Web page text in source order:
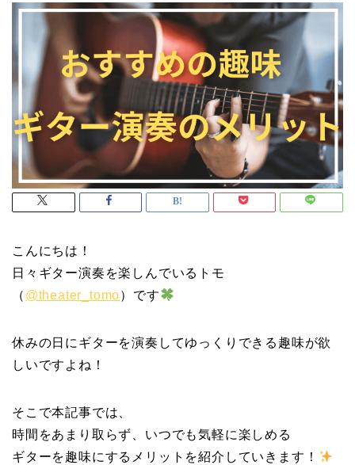
こんにちは！
日々ギター演奏を楽しんでいるトモ
（ @theater_tomo）です
休みの日にギターを演奏してゆっくりできる趣味が欲
しいですよね！
そこで本記事では、
時間をあまり取らず、いつでも気軽に楽しめる
ギターを趣味にするメリットを紹介していきます！